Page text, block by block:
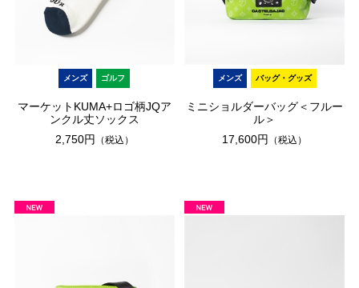
メンズ ゴルフ
マーケットKUMA+ロゴ柄JQア
ンクル丈ソックス
2,750円
（税込）
メンズ バッグ・グッズ
ミニショルダーバッグ＜フルー
ル＞
17,600円
（税込）